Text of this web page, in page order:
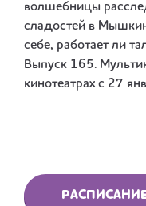
волшебницы
сладостей в
себе, работает ли
Выпуск 165.
кинотеатрах с 27